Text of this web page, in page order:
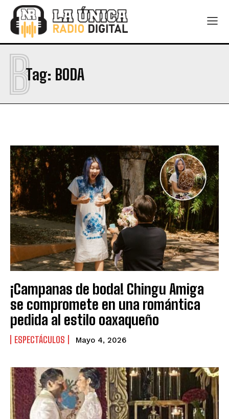
Tag: BODA
B
¡Campanas de boda! Chingu Amiga
se compromete en una romántica
pedida al estilo oaxaqueño
ESPECTÁCULOS Mayo 4, 2026